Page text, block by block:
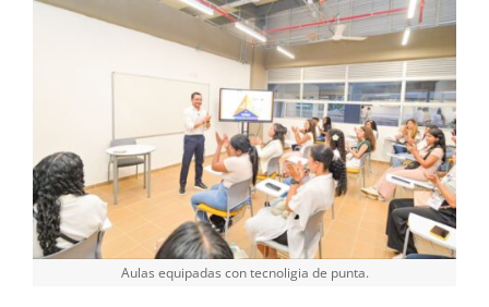
Aulas equipadas con tecnoligia de punta.